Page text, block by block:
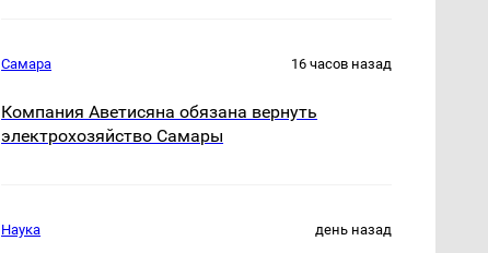
Самара 16 часов назад
Компания Аветисяна обязана вернуть
электрохозяйство Самары
Наука день назад